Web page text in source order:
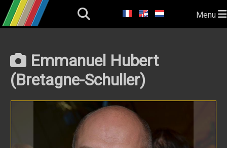
Menu
Emmanuel Hubert
(Bretagne-Schuller)